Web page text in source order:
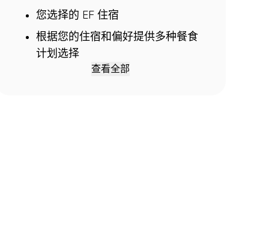
您选择的 EF 住宿
根据您的住宿和偏好提供多种餐食
计划选择
查看全部